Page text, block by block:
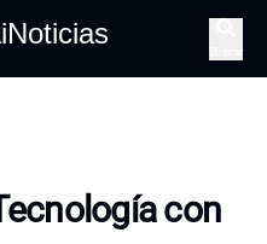
con